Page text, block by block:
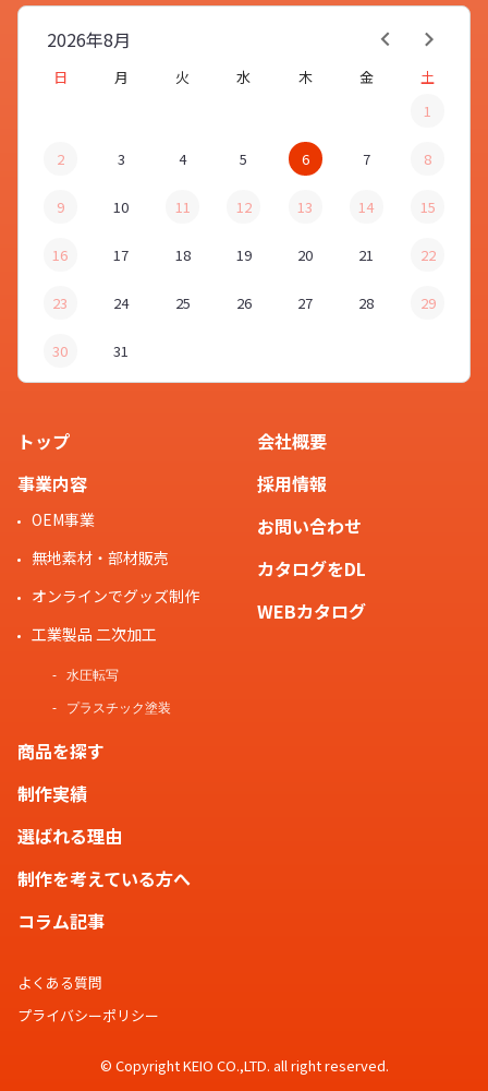
8月
2026年
日 月 火 水 木 金
土
1
2 3 4 5 6 7 8
9 10 11 12 13 14 15
16 17 18 19 20 21 22
23 24 25 26 27 28 29
30 31
トップ
事業内容
OEM事業
無地素材・部材販売
オンラインでグッズ制作
工業製品 二次加工
水圧転写
プラスチック塗装
商品を探す
制作実績
選ばれる理由
制作を考えている方へ
コラム記事
会社概要
採用情報
お問い合わせ
カタログをDL
WEBカタログ
よくある質問
プライバシーポリシー
© Copyright KEIO CO.,LTD. all right reserved.